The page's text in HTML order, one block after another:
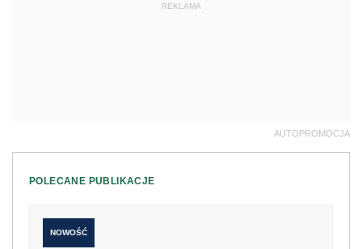
REKLAMA
AUTOPROMOCJA
POLECANE PUBLIKACJE
NOWOŚĆ